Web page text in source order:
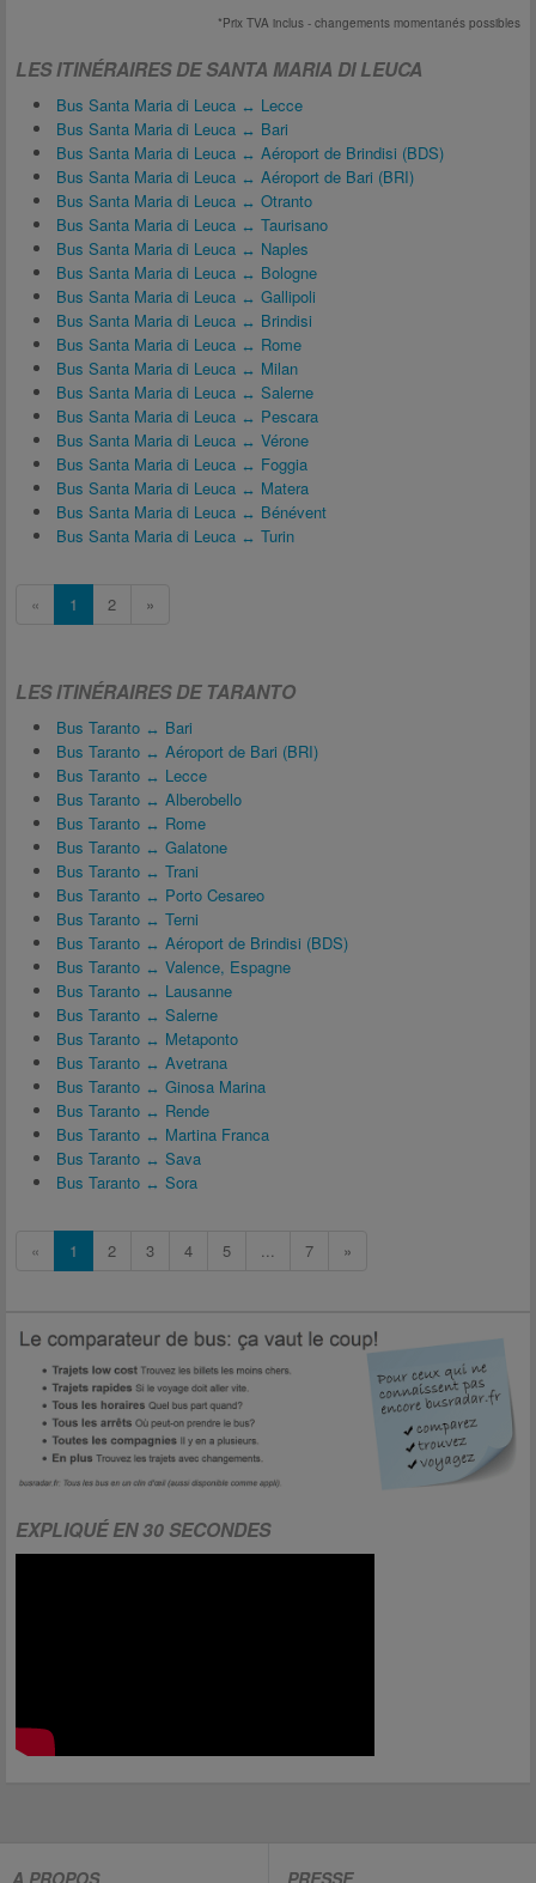
*Prix TVA inclus - changements momentanés possibles
LES ITINÉRAIRES DE SANTA MARIA DI LEUCA
Bus Santa Maria di Leuca ↔ Lecce
Bus Santa Maria di Leuca ↔ Bari
Bus Santa Maria di Leuca ↔ Aéroport de Brindisi (BDS)
Bus Santa Maria di Leuca ↔ Aéroport de Bari (BRI)
Bus Santa Maria di Leuca ↔ Otranto
Bus Santa Maria di Leuca ↔ Taurisano
Bus Santa Maria di Leuca ↔ Naples
Bus Santa Maria di Leuca ↔ Bologne
Bus Santa Maria di Leuca ↔ Gallipoli
Bus Santa Maria di Leuca ↔ Brindisi
Bus Santa Maria di Leuca ↔ Rome
Bus Santa Maria di Leuca ↔ Milan
Bus Santa Maria di Leuca ↔ Salerne
Bus Santa Maria di Leuca ↔ Pescara
Bus Santa Maria di Leuca ↔ Vérone
Bus Santa Maria di Leuca ↔ Foggia
Bus Santa Maria di Leuca ↔ Matera
Bus Santa Maria di Leuca ↔ Bénévent
Bus Santa Maria di Leuca ↔ Turin
« 1 2 »
LES ITINÉRAIRES DE TARANTO
Bus Taranto ↔ Bari
Bus Taranto ↔ Aéroport de Bari (BRI)
Bus Taranto ↔ Lecce
Bus Taranto ↔ Alberobello
Bus Taranto ↔ Rome
Bus Taranto ↔ Galatone
Bus Taranto ↔ Trani
Bus Taranto ↔ Porto Cesareo
Bus Taranto ↔ Terni
Bus Taranto ↔ Aéroport de Brindisi (BDS)
Bus Taranto ↔ Valence, Espagne
Bus Taranto ↔ Lausanne
Bus Taranto ↔ Salerne
Bus Taranto ↔ Metaponto
Bus Taranto ↔ Avetrana
Bus Taranto ↔ Ginosa Marina
Bus Taranto ↔ Rende
Bus Taranto ↔ Martina Franca
Bus Taranto ↔ Sava
Bus Taranto ↔ Sora
« 1 2 3 4 5 ... 7 »
EXPLIQUÉ EN 30 SECONDES
A PROPOS PRESSE